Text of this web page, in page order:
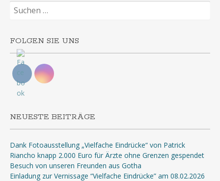
Suchen
nach:
FOLGEN SIE UNS
NEUESTE BEITRÄGE
Dank Fotoausstellung „Vielfache Eindrücke“ von Patrick
Riancho knapp 2.000 Euro für Ärzte ohne Grenzen gespendet
Besuch von unseren Freunden aus Gotha
Einladung zur Vernissage “Vielfache Eindrücke” am 08.02.2026